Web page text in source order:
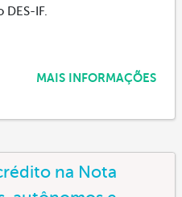
IF.
MAIS INFORMAÇÕES
na Nota